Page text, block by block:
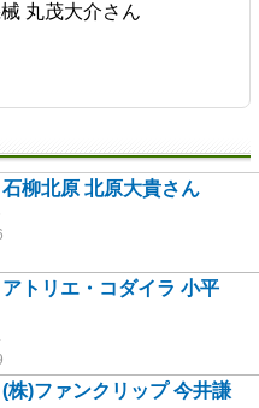
丸茂大介さん
柳北原 北原大貴さん
トリエ・コダイラ 小平
株)ファンクリップ 今井謙